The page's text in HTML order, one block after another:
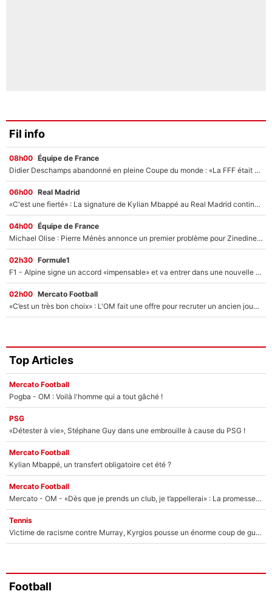
Fil info
08h00 Équipe de France
Didier Deschamps abandonné en pleine Coupe du monde : «La FFF était déjà passée à Zinedine Zidane»
06h00 Real Madrid
«C'est une fierté» : La signature de Kylian Mbappé au Real Madrid continue de régaler l'Espagne
04h00 Équipe de France
Michael Olise : Pierre Ménès annonce un premier problème pour Zinedine Zidane en équipe de France
02h30 Formule1
F1 - Alpine signe un accord «impensable» et va entrer dans une nouvelle dimension : Grande nouvelle pour Pierre Gasly !
02h00 Mercato Football
«C’est un très bon choix» : L'OM fait une offre pour recruter un ancien joueur du PSG... et c'est validé dans l'After Foot !
Top Articles
Mercato Football
Pogba - OM : Voilà l'homme qui a tout gâché !
PSG
«Détester à vie», Stéphane Guy dans une embrouille à cause du PSG !
Mercato Football
Kylian Mbappé, un transfert obligatoire cet été ?
Mercato Football
Mercato - OM - «Dès que je prends un club, je t’appellerai» : La promesse de Marcelino au moment de claquer la porte
Tennis
Victime de racisme contre Murray, Kyrgios pousse un énorme coup de gueule !
Football